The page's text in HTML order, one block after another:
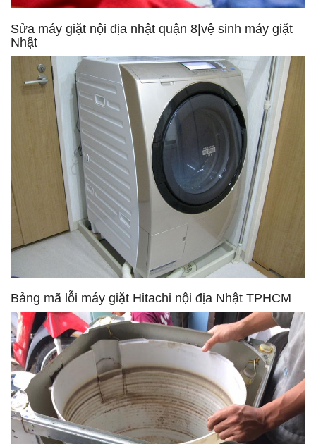
Sửa máy giặt nội địa nhật quận 8|vệ sinh máy giặt
Nhật
Bảng mã lỗi máy giặt Hitachi nội địa Nhật TPHCM